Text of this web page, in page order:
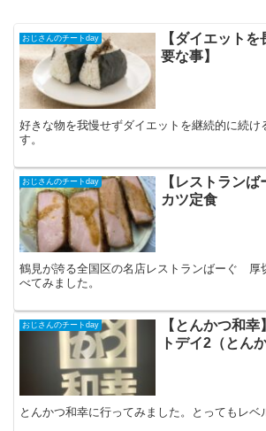
おじさんのチートday
【ダイエット
要な事】
好きな物を我慢せずダイエットを継続的に続け
す。
おじさんのチートday
【レストラン
カツ定食
鶴見が誇る全国区の名店レストランばーぐ 厚
べてみました。
おじさんのチートday
【とんかつ和
トデイ2（とん
とんかつ和幸に行ってみました。とってもレベ